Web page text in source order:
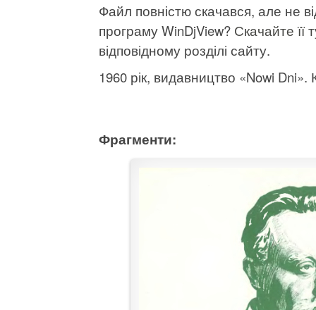
Файл повністю скачався, але не
програму WinDjView? Скачайте її
відповідному розділі сайту.
1960 рік, видавництво «Nowi Dni».
Фрагменти: